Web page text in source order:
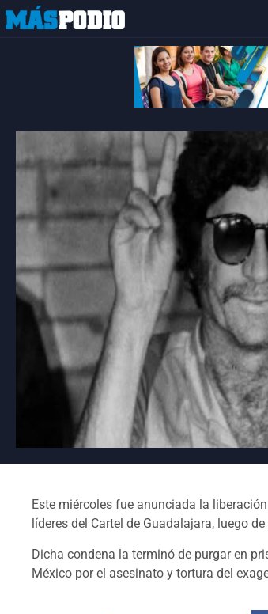
Este miércoles fue anunciada la
líderes del Cartel de Guadalajara, luego
Dicha condena la terminó de purgar en
México por el asesinato y tortura del